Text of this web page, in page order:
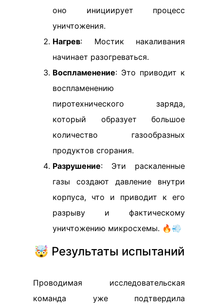
оно инициирует процесс
уничтожения.
Нагрев: Мостик накаливания
начинает разогреваться.
Воспламенение: Это приводит к
воспламенению
пиротехнического заряда,
который образует большое
количество газообразных
продуктов сгорания.
Разрушение: Эти раскаленные
газы создают давление внутри
корпуса, что и приводит к его
разрыву и фактическому
уничтожению микросхемы. 🔥💨
🤯 Результаты испытаний
Проводимая исследовательская
команда уже подтвердила